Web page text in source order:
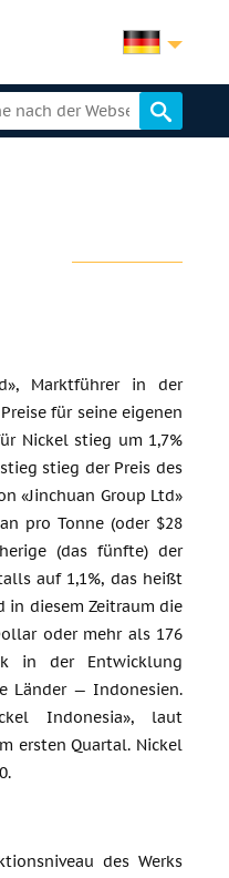
Marktführer in der
für seine eigenen
Nickel stieg um 1,7%
stieg der Preis des
«Jinchuan Group Ltd»
pro Tonne (oder $28
(das fünfte) der
auf 1,1%, das heißt
in diesem Zeitraum die
oder mehr als 176
in der Entwicklung
Länder — Indonesien.
Indonesia», laut
ersten Quartal. Nickel
des Werks